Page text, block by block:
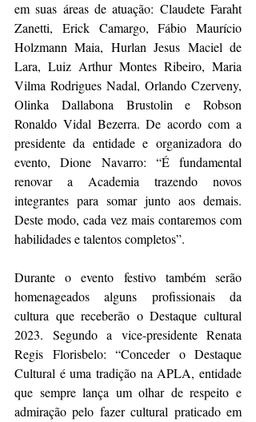
em suas áreas de atuação: Claudete Faraht
Zanetti, Erick Camargo, Fábio Maurício
Holzmann Maia, Hurlan Jesus Maciel de
Lara, Luiz Arthur Montes Ribeiro, Maria
Vilma Rodrigues Nadal, Orlando Czerveny,
Olinka Dallabona Brustolin e Robson
Ronaldo Vidal Bezerra. De acordo com a
presidente da entidade e organizadora do
evento, Dione Navarro: “É fundamental
renovar a Academia trazendo novos
integrantes para somar junto aos demais.
Deste modo, cada vez mais contaremos com
habilidades e talentos completos”.
Durante o evento festivo também serão
homenageados alguns profissionais da
cultura que receberão o Destaque cultural
2023. Segundo a vice-presidente Renata
Regis Florisbelo: “Conceder o Destaque
Cultural é uma tradição na APLA, entidade
que sempre lança um olhar de respeito e
admiração pelo fazer cultural praticado em